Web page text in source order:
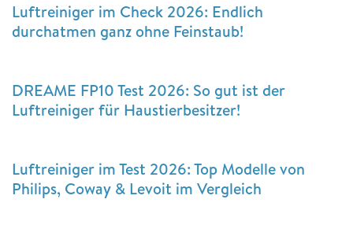
Luftreiniger im Check 2026: Endlich
durchatmen ganz ohne Feinstaub!
DREAME FP10 Test 2026: So gut ist der
Luftreiniger für Haustierbesitzer!
Luftreiniger im Test 2026: Top Modelle von
Philips, Coway & Levoit im Vergleich